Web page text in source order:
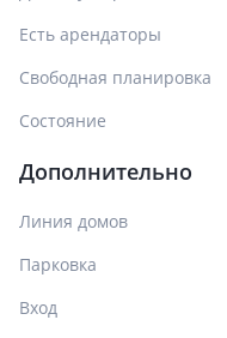
Есть арендаторы
Свободная планировка
Состояние
Дополнительно
Линия домов
Парковка
Вход